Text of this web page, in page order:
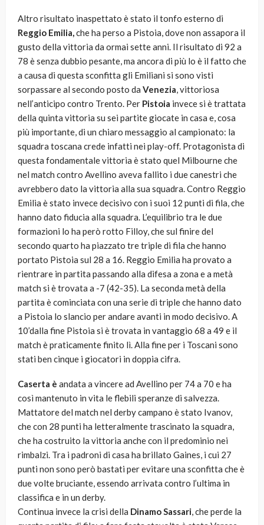
Altro risultato inaspettato è stato il tonfo esterno di
Reggio Emilia,che ha perso a Pistoia, dove non assapora il
gusto della vittoria da ormai sette anni. Il risultato di 92 a
78 è senza dubbio pesante, ma ancora di più lo è il fatto che
a causa di questa sconfitta gli Emiliani si sono visti
sorpassare al secondo posto da Venezia, vittoriosa
nell’anticipo contro Trento. Per Pistoia invece si è trattata
della quinta vittoria su sei partite giocate in casa e, cosa
più importante, di un chiaro messaggio al campionato: la
squadra toscana crede infatti nei play-off. Protagonista di
questa fondamentale vittoria è stato quel Milbourne che
nel match contro Avellino aveva fallito i due canestri che
avrebbero dato la vittoria alla sua squadra. Contro Reggio
Emilia è stato invece decisivo con i suoi 12 punti di fila, che
hanno dato fiducia alla squadra. L’equilibrio tra le due
formazioni lo ha però rotto Filloy, che sul finire del
secondo quarto ha piazzato tre triple di fila che hanno
portato Pistoia sul 28 a 16. Reggio Emilia ha provato a
rientrare in partita passando alla difesa a zona e a metà
match si è trovata a -7 (42-35). La seconda metà della
partita è cominciata con una serie di triple che hanno dato
a Pistoia lo slancio per andare avanti in modo decisivo. A
10’dalla fine Pistoia si è trovata in vantaggio 68 a 49 e il
match è praticamente finito lì. Alla fine per i Toscani sono
stati ben cinque i giocatori in doppia cifra.
Caserta è andata a vincere ad Avellino per 74 a 70 e ha
così mantenuto in vita le flebili speranze di salvezza.
Mattatore del match nel derby campano è stato Ivanov,
che con 28 punti ha letteralmente trascinato la squadra,
che ha costruito la vittoria anche con il predominio nei
rimbalzi. Tra i padroni di casa ha brillato Gaines, i cui 27
punti non sono però bastati per evitare una sconfitta che è
due volte bruciante, essendo arrivata contro l’ultima in
classifica e in un derby.
Continua invece la crisi della Dinamo Sassari, che perde la